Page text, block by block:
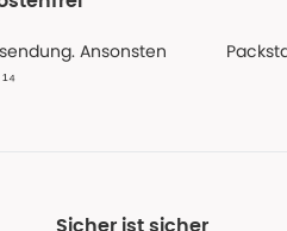
Ansonsten
Sicher ist sicher